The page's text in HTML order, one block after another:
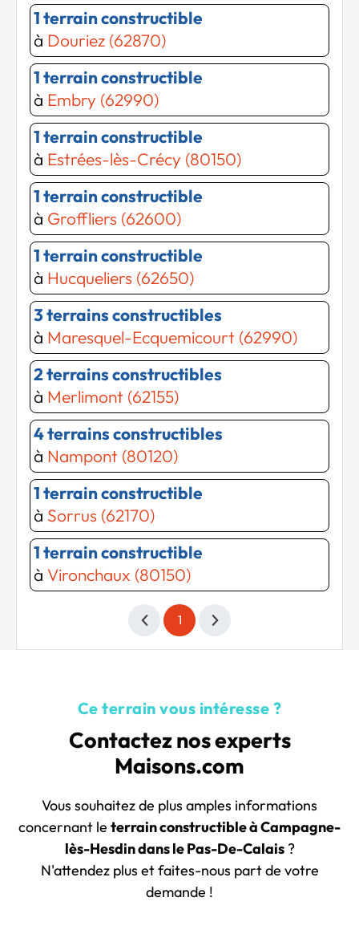
Chargement...
Chargement...
1 terrain constructible
à Douriez (62870)
1 terrain constructible
à Embry (62990)
1 terrain constructible
à Estrées-lès-Crécy (80150)
1 terrain constructible
à Groffliers (62600)
1 terrain constructible
à Hucqueliers (62650)
3 terrains constructibles
à Maresquel-Ecquemicourt (62990)
2 terrains constructibles
à Merlimont (62155)
4 terrains constructibles
à Nampont (80120)
1 terrain constructible
à Sorrus (62170)
1 terrain constructible
à Vironchaux (80150)
1
Ce terrain vous intéresse ?
Contactez nos experts
Maisons.com
Vous souhaitez de plus amples informations
concernant le terrain constructible à Campagne-
lès-Hesdin dans le Pas-De-Calais?
N'attendez plus et faites-nous part de votre
demande !